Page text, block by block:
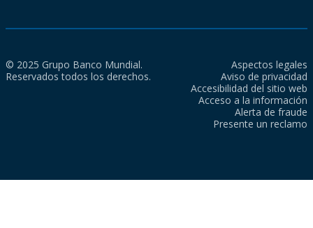
© 2025 Grupo Banco Mundial.
Reservados todos los derechos.
Aspectos legales
Aviso de privacidad
Accesibilidad del sitio web
Acceso a la información
Alerta de fraude
Presente un reclamo